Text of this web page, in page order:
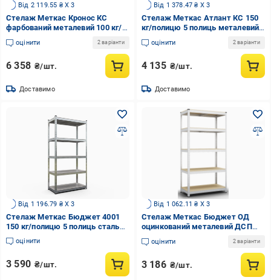
Від 2 119.55 ₴ X 3
Стелаж Меткас Кронос КС
фарбований металевий 100 кг/
полиця 5 полиць 1800х1200х600
мм (3DPanda-
оцінити 2 варіанти
6 358 ₴/шт.
Доставимо
Від 1 378.47 ₴ X 3
Стелаж Меткас Атлант КС 150
кг/полицю 5 полиць металевий
2000x900x300 мм (2423198920)
оцінити 2 варіанти
4 135 ₴/шт.
Доставимо
Від 1 196.79 ₴ X 3
Стелаж Меткас Бюджет 4001
150 кг/полицю 5 полиць сталь
оцинкований металевий
1800x900x450 мм (2423198908)
оцінити
3 590 ₴/шт.
Від 1 062.11 ₴ X 3
Стелаж Меткас Бюджет ОД
оцинкований металевий ДСП
150 кг/полиця 5 полиць
2000х1000х500 мм (3DPanda-
оцінити 2 варіанти
3 186 ₴/шт.